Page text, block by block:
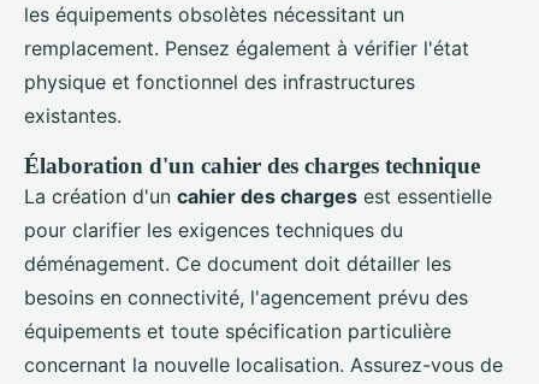
les équipements obsolètes nécessitant un
remplacement. Pensez également à vérifier l'état
physique et fonctionnel des infrastructures
existantes.
Élaboration d'un cahier des charges technique
La création d'un cahier des charges est essentielle
pour clarifier les exigences techniques du
déménagement. Ce document doit détailler les
besoins en connectivité, l'agencement prévu des
équipements et toute spécification particulière
concernant la nouvelle localisation. Assurez-vous de